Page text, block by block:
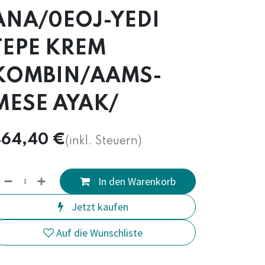
0EOJ-YEDI
KREM
AAMS-
AYAK/
€(inkl. Steuern)
In den Warenkorb
Jetzt kaufen
Auf die Wunschliste